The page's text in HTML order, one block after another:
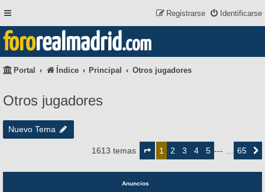
Identificarse
Registrarse
fororealmadrid.com
Portal Índice Principal Otros jugadores
Otros jugadores
Nuevo Tema
1613 temas
de
1 2 3 4 5 --- … 65
Anuncios